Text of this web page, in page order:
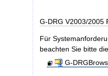
G-DRG V2003/2005
Für
beachten Sie bitte
G-